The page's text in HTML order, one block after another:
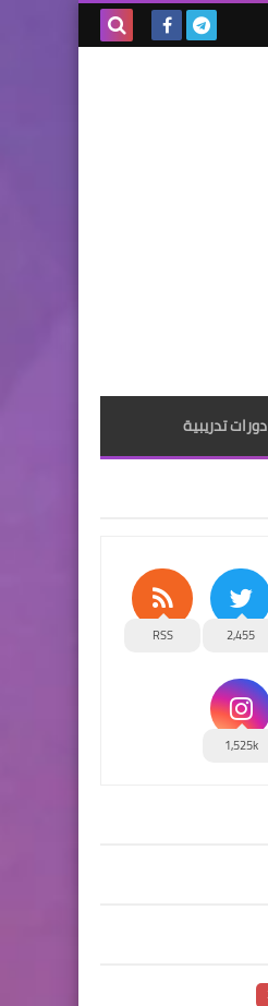
دورات تدريبية
2,455
RSS
1,525k